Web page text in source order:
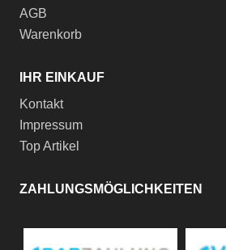
AGB
Warenkorb
IHR EINKAUF
Kontakt
Impressum
Top Artikel
ZAHLUNGSMÖGLICHKEITEN